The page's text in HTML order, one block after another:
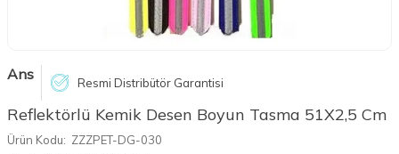
Ans Resmi Distribütör Garantisi
Reflektörlü Kemik Desen Boyun Tasma 51X2,5 Cm
Ürün Kodu: ZZZPET-DG-030